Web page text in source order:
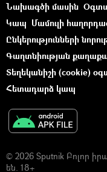
Նախագծի մասին
Կապ Մամուլի
Ընկերությունների
Գաղտնիության
Տեղեկանիշի (cookie)
Հետադարձ կապ
© 2026 Sputnik Բոլոր
են. 18+